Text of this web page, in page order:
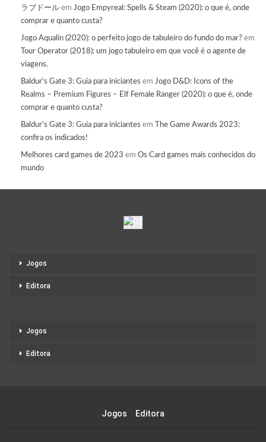
ラブドール em Jogo Empyreal: Spells & Steam (2020): o que é, onde
comprar e quanto custa?
Jogo Aqualin (2020): o perfeito jogo de tabuleiro do fundo do mar? em
Tour Operator (2018): um jogo tabuleiro em que você é o agente de
viagens.
Baldur's Gate 3: Guia para iniciantes em Jogo D&D: Icons of the
Realms – Premium Figures – Elf Female Ranger (2020): o que é, onde
comprar e quanto custa?
Baldur's Gate 3: Guia para iniciantes em
The Game Awards 2023:
confira os indicados!
Melhores card games de 2023 em Os Card games mais conhecidos do
mundo
Jogos
Editora
Jogos
Editora
Jogos Editora